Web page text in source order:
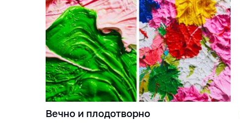
Вечно и плодотворно